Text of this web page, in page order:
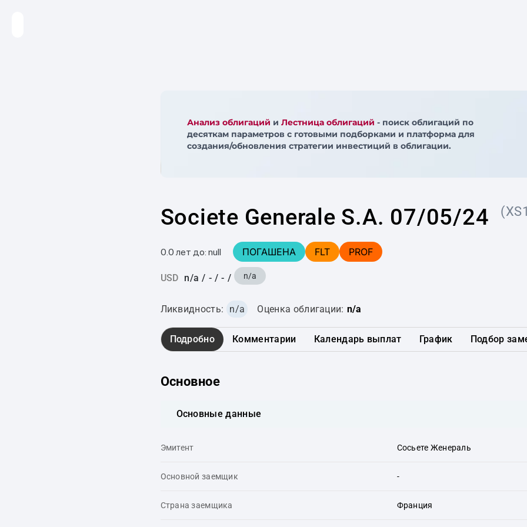
Анализ облигаций и Лестница облигаций - поиск облигаций по
десяткам параметров с готовыми подборками и платформа для
создания/обновления стратегии инвестиций в облигации.
Societe Generale S.A. 07/05/24
0.0 лет до: null ПОГАШЕНА FLT PROF
USD n/a / - / - / n/a
Ликвидность: n/a Оценка облигации: n/a
Подробно Комментарии Календарь выплат График Подбор
Основное
Основные данные
Эмитент Сосьете Женераль
Основной заемщик -
Страна заемщика Франция